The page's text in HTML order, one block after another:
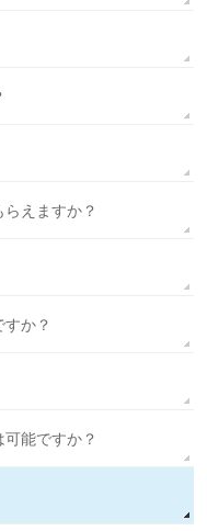
えますか？
か？
能ですか？